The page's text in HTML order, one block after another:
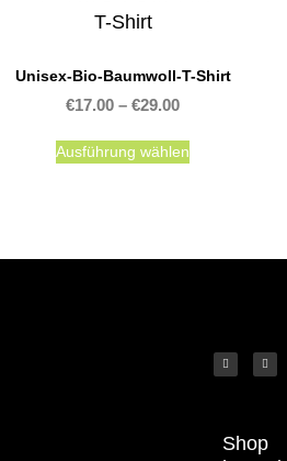
Unisex-Bio-Baumwoll-T-Shirt
€17.00 – €29.00
Ausführung wählen
Shop